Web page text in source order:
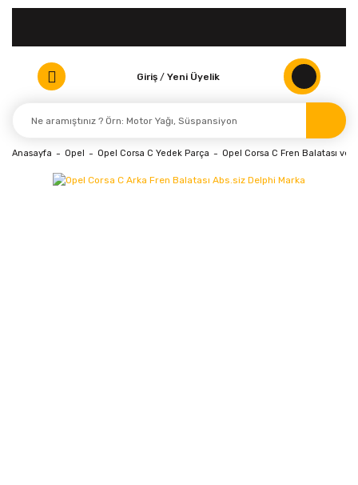
Giriş / Yeni Üyelik
Anasayfa Opel Opel Corsa C Yedek Parça Opel Corsa C Fren Balatası ve